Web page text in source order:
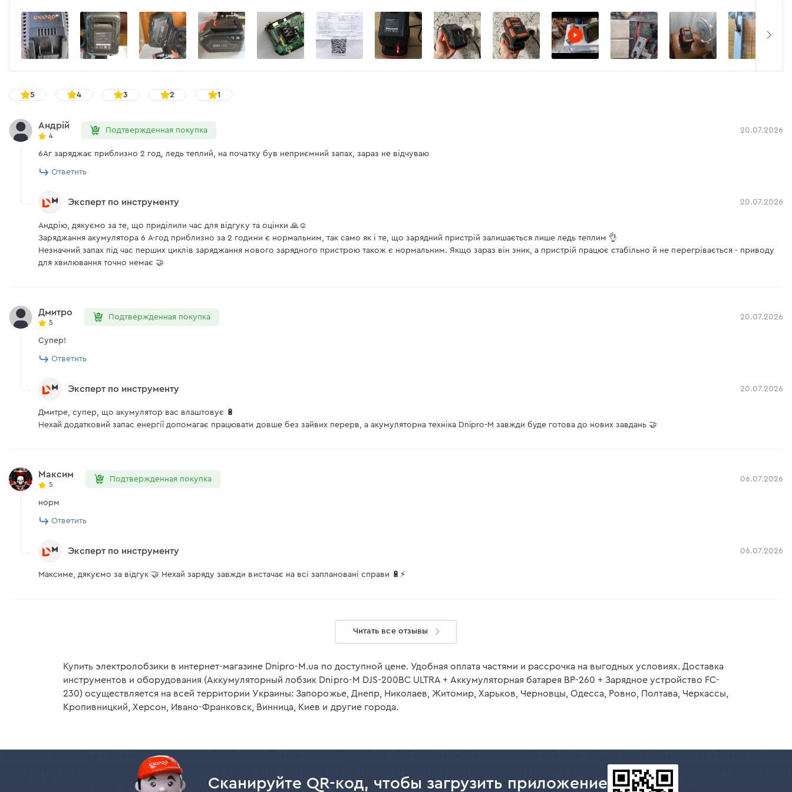
Уровень вибрации , abₒ 7,18 м/с²
Погрешность измерения показателей вибрации, Kb/Km 1,5 м/с²
Количество резов сухой сосновой доски 25х100 мм
Количество резов сухой сосновой доски 25х100 мм 450
Емкость аккумулятора 6,0 А*ч
Технология аккумуляторных элементов
Модель
Поддержка быстрой зарядки
Время заряда аккумулятора: ЗУ Dnipro-M FC-280С
Время заряда аккумулятора: ЗУ Dnipro-M FC-223
Время заряда аккумулятора: ЗУ Dnipro-M FC-230/FC-230 Dual
Индикация ошибок
Индикатор заряда батареи
Защита от переразряда
Защита от короткого замыкания
FC-230
Напряжение АКБ 20 В
5 4 3 2 1
Андрій
4
Подтвержденная покупка 20.07.2026
6Аг заряджає приблизно 2 год, ледь теплий, на початку був неприємний запах, зараз не відчуваю
Ответить
Эксперт по инструменту 20.07.2026
Андрію, дякуємо за те, що приділили час для відгуку та оцінки 🙏☺️
Заряджання акумулятора 6 А·год приблизно за 2 години є нормальним, так само як і те, що зарядний пристрій залишається лише ледь теплим 👌
Незначний запах під час перших циклів заряджання нового зарядного пристрою також є нормальним. Якщо зараз він зник, а пристрій працює стабільно й не перегрівається - приводу
для хвилювання точно немає 🤝
Дмитро
5
Подтвержденная покупка 20.07.2026
Супер!
Ответить
Эксперт по инструменту 20.07.2026
Дмитре, супер, що акумулятор вас влаштовує 🔋
Нехай додатковий запас енергії допомагає працювати довше без зайвих перерв, а акумуляторна техніка Dnipro-M завжди буде готова до нових завдань 🤝
Максим
5
Подтвержденная покупка 06.07.2026
норм
Ответить
Эксперт по инструменту 06.07.2026
Максиме, дякуємо за відгук 🤝 Нехай заряду завжди вистачає на всі заплановані справи 🔋⚡
Читать все отзывы
Купить электролобзики в интернет-магазине Dnipro-M.ua по доступной цене. Удобная оплата частями и рассрочка на выгодных условиях. Доставка
инструментов и оборудования (Аккумуляторный лобзик Dnipro-M DJS-200BC ULTRA + Аккумуляторная батарея BP-260 + Зарядное устройство FC-
230) осуществляется на всей территории Украины: Запорожье, Днепр, Николаев, Житомир, Харьков, Черновцы, Одесса, Ровно, Полтава, Черкассы,
Кропивницкий, Херсон, Ивано-Франковск, Винница, Киев и другие города.
Сканируйте QR-код, чтобы загрузить приложение